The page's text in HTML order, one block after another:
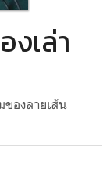
งเล่า
องลายเส้น